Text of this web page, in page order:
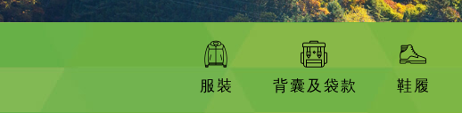
服裝 背囊及袋款 鞋履